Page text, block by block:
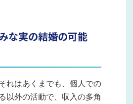
な実の結婚の可能
れはあくまでも、個人での
以外の活動で、収入の多角